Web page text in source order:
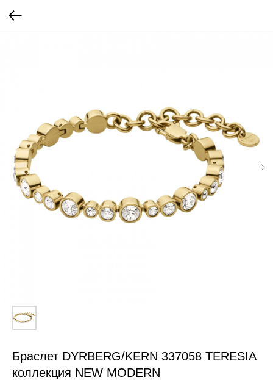
Браслет DYRBERG/KERN 337058 TERESIA
коллекция NEW MODERN